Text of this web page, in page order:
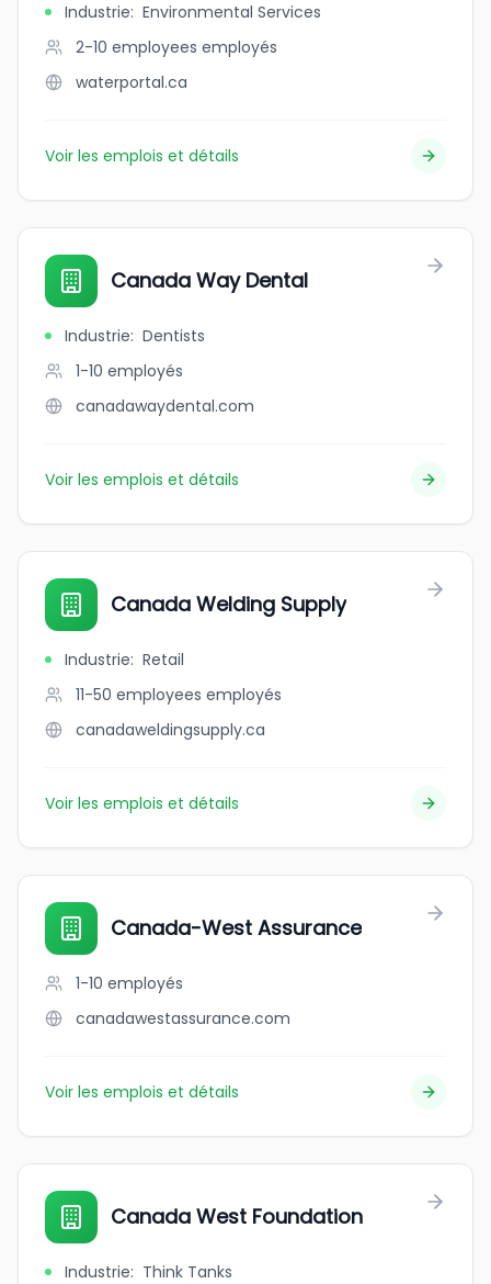
Industrie: Environmental Services
2-10 employees employés
waterportal.ca
Voir les emplois et détails
Canada Way Dental
Industrie: Dentists
1-10 employés
canadawaydental.com
Voir les emplois et détails
Canada Welding Supply
Industrie: Retail
11-50 employees employés
canadaweldingsupply.ca
Voir les emplois et détails
Canada-West Assurance
1-10 employés
canadawestassurance.com
Voir les emplois et détails
Canada West Foundation
Industrie: Think Tanks